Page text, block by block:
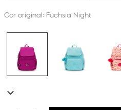
Cor original: Fuchsia Night